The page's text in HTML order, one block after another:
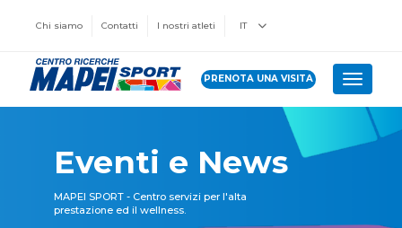
Chi siamo Contatti I nostri atleti IT
PRENOTA UNA VISITA Toggle
Eventi e News
MAPEI SPORT - Centro servizi per l'alta
prestazione ed il wellness.